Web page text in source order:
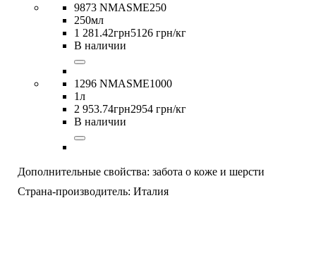
9873 NMASME250
250мл
1 281 .42грн5126 грн/кг
В наличии
1296 NMASME1000
1л
2 953.74грн2954 грн/кг
В наличии
Дополнительные свойства: забота о коже и шерсти
Страна-производитель: Италия